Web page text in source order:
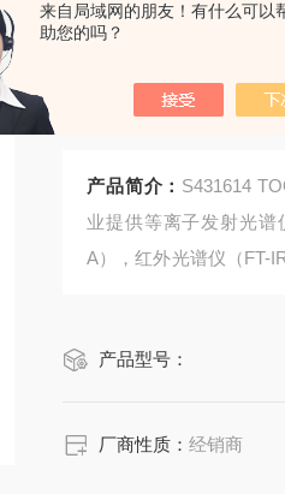
来自局域网的朋友！有什么可以
助您的吗？
S431614
PTIM,X
产品简介： S431614
业提供等离子发射光
A），红外光谱仪（FT-
产品型号：
厂商性质：经销商